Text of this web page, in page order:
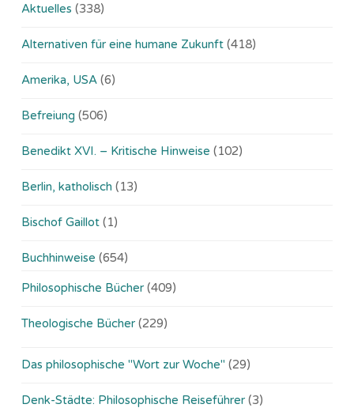
Aktuelles (338)
Alternativen für eine humane Zukunft (418)
Amerika, USA (6)
Befreiung (506)
Benedikt XVI. – Kritische Hinweise (102)
Berlin, katholisch (13)
Bischof Gaillot (1)
Buchhinweise (654)
Philosophische Bücher (409)
Theologische Bücher (229)
Das philosophische "Wort zur Woche" (29)
Denk-Städte: Philosophische Reiseführer (3)